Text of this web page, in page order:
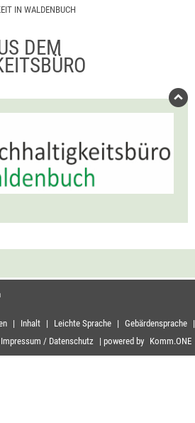
IN WALDENBUCH
DEM
| Inhalt | Leichte Sprache | Gebärdensprache |
Impressum / Datenschutz | powered by Komm.ONE